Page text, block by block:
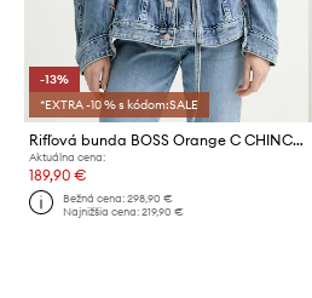
-13%
*EXTRA -10 % s kódom:SALE
Rifľová bunda BOSS Orange C CHINCHED JACKET
Aktuálna cena:
189,90 €
Bežná cena:298,90 €
Najnižšia cena:219,90 €